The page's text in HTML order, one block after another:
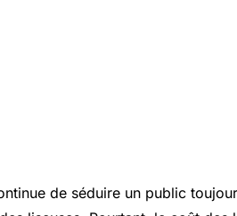
de séduire un public